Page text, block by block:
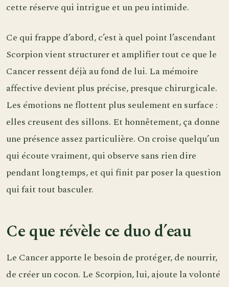
cette réserve qui intrigue et un peu intimide.
Ce qui frappe d’abord, c’est à quel point l’ascendant
Scorpion vient structurer et amplifier tout ce que le
Cancer ressent déjà au fond de lui. La mémoire
affective devient plus précise, presque chirurgicale.
Les émotions ne flottent plus seulement en surface :
elles creusent des sillons. Et honnêtement, ça donne
une présence assez particulière. On croise quelqu’un
qui écoute vraiment, qui observe sans rien dire
pendant longtemps, et qui finit par poser la question
qui fait tout basculer.
Ce que révèle ce duo d’eau
Le Cancer apporte le besoin de protéger, de nourrir,
de créer un cocon. Le Scorpion, lui, ajoute la volonté